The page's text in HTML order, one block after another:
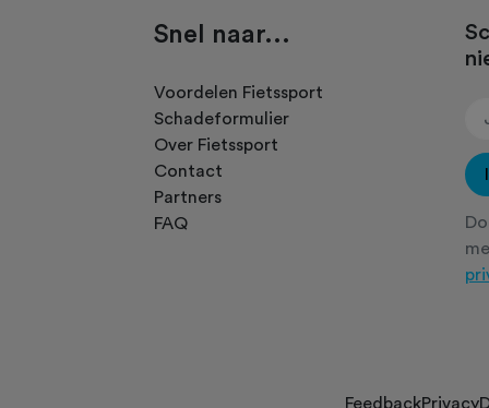
Snel naar...
Voordelen Fietssport
Schadeformulier
Over Fietssport
Contact
Partners
FAQ
FeedbackPrivacy